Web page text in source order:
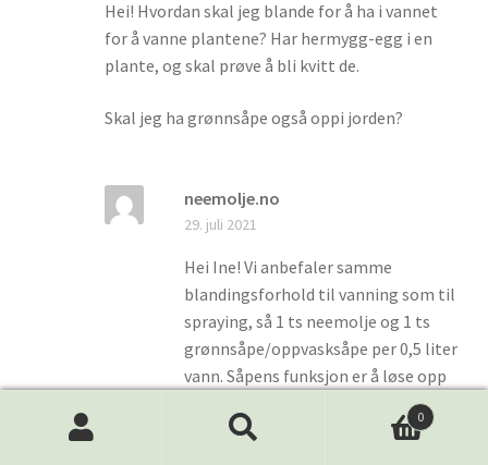
Hei! Hvordan skal jeg blande for å ha i vannet
for å vanne plantene? Har hermygg-egg i en
plante, og skal prøve å bli kvitt de.
Skal jeg ha grønnsåpe også oppi jorden?
neemolje.no
29. juli 2021
Hei Ine! Vi anbefaler samme
blandingsforhold til vanning som til
spraying, så 1 ts neemolje og 1 ts
grønnsåpe/oppvasksåpe per 0,5 liter
vann. Såpens funksjon er å løse opp
oljen i vannet, så den trengs for å få
en jevn blanding 😊 Lykke til! 🌿
0